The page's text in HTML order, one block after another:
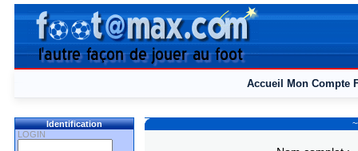
Accueil Mon Compte
Identification
LOGIN